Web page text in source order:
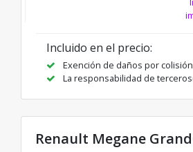
Incluido en el precio:
Exención de daños por colisión
La responsabilidad de
Renault Megane